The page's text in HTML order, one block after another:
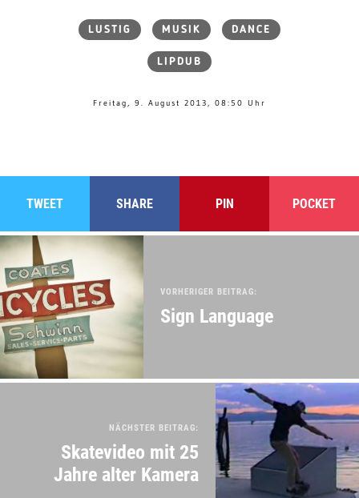
LUSTIG MUSIK DANCE
LIPDUB
Freitag, 9. August 2013, 08:50 Uhr
TWEET SHARE PIN POCKET
VORHERIGER BEITRAG:
Sign Language
NÄCHSTER BEITRAG:
Skatevideo mit 25
Jahre alter Kamera